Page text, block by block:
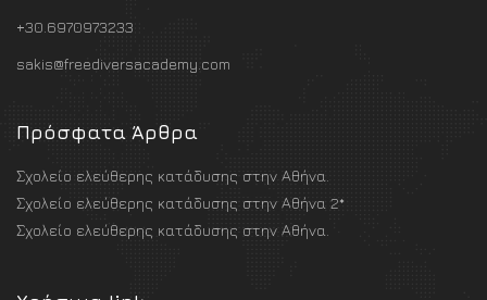
+30.6970973233
sakis@freediversacademy.com
Πρόσφατα Άρθρα
Σχολείο ελεύθερης κατάδυσης στην Αθήνα.
Σχολείο ελεύθερης κατάδυσης στην Αθήνα 2*
Σχολείο ελεύθερης κατάδυσης στην Αθήνα.